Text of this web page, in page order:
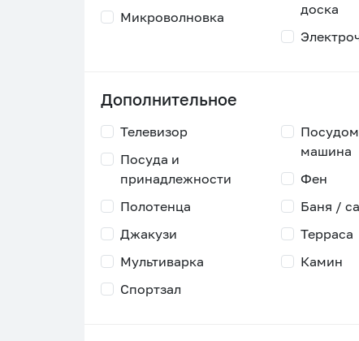
Микроволновка
доска
Дополнительное
Телевизор
Посуда и
принадлежности
машина
Фен
Полотенца
Джакузи
Баня /
Терраса
Мультиварка
Спортзал
Камин